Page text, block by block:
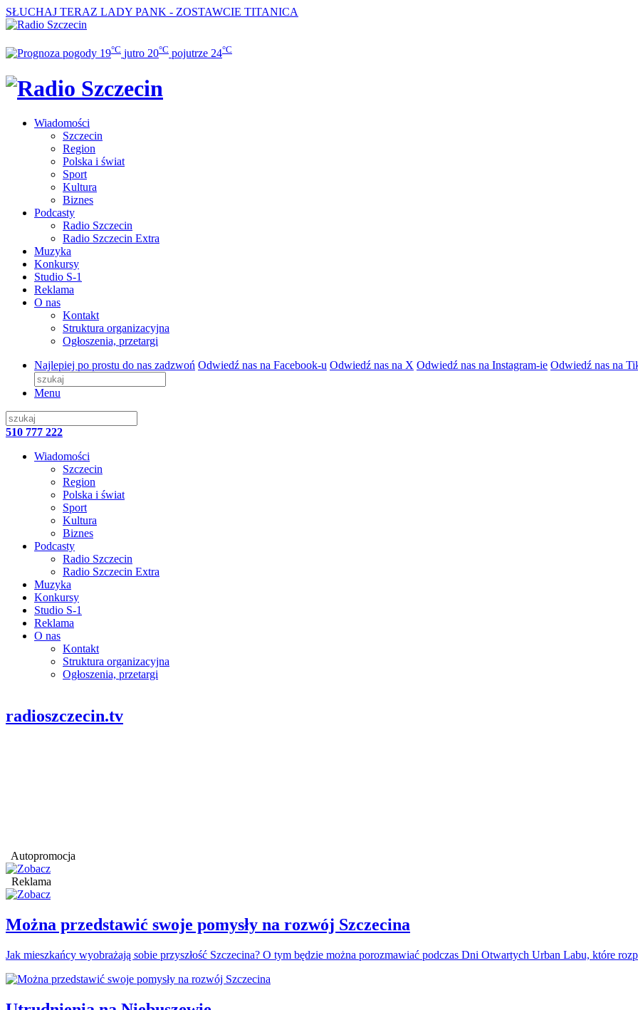
SŁUCHAJ TERAZ LADY PANK - ZOSTAWCIE TITANICA
19°C jutro 20°C pojutrze 24°C
Wiadomości
Szczecin
Region
Polska i świat
Sport
Kultura
Biznes
Podcasty
Radio Szczecin
Radio Szczecin Extra
Muzyka
Konkursy
Studio S-1
Reklama
O nas
Kontakt
Struktura organizacyjna
Ogłoszenia, przetargi
Najlepiej po prostu do nas zadzwoń Odwiedź nas na Facebook-u Odwiedź nas na X Odwiedź nas na Instagram-ie Odwiedź nas na
Menu
510 777 222
Wiadomości
Szczecin
Region
Polska i świat
Sport
Kultura
Biznes
Podcasty
Radio Szczecin
Radio Szczecin Extra
Muzyka
Konkursy
Studio S-1
Reklama
O nas
Kontakt
Struktura organizacyjna
Ogłoszenia, przetargi
radioszczecin.tv
Autopromocja
Reklama
Można przedstawić swoje pomysły na rozwój Szczecina
Jak mieszkańcy wyobrażają sobie przyszłość Szczecina? O tym będzie można porozmawiać podczas Dni Otwartych Urban Labu, które